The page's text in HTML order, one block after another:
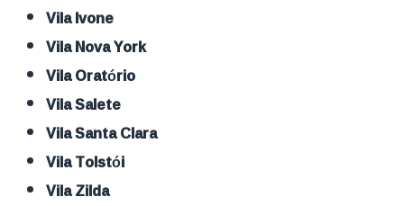
Vila Ivone
Vila Nova York
Vila Oratório
Vila Salete
Vila Santa Clara
Vila Tolstói
Vila Zilda